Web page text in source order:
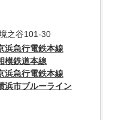
之谷101-30
浜急行電鉄本線
模鉄道本線
浜急行電鉄本線
浜市ブルーライン